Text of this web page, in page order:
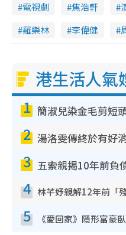
電視劇
焦浩軒
羅樂林
李偉健
港生活人氣
1
2
3
4
5